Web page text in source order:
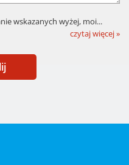
wskazanych wyżej, moi...
czytaj więcej »